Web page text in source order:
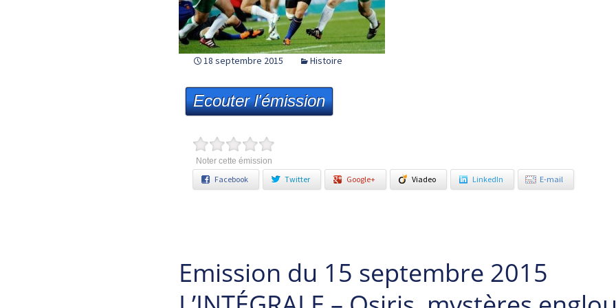
18 septembre 2015 Histoire
Ecouter l'émission
Noter cette émission
Facebook Twitter Google+ Viadeo LinkedIn E-mail
Emission du 15 septembre 2015